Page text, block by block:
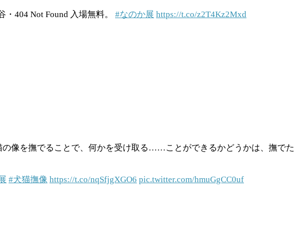
404 Not Found 入場無料。 #なのか展 https://t.co/z2T4Kz2Mxd
像を撫でることで、何かを受け取る……ことができるかどうかは、撫でた
#犬猫撫像 https://t.co/nqSfjgXGO6 pic.twitter.com/hmuGgCC0uf